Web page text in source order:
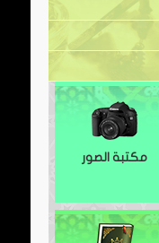
مكتبة الصور